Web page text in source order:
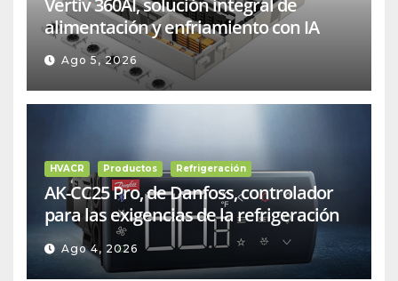
Vertiv 360AI, solución integral de
alimentación y enfriamiento con IA
Ago 5, 2026
HVACR Productos Refrigeración
AK-CC25 Pro, de Danfoss, controlador
para las exigencias de la refrigeración
comercial
Ago 4, 2026